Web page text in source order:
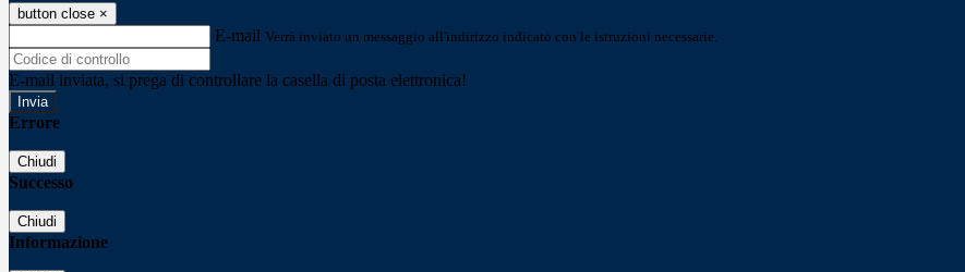
button close ×
E-mail Verrà inviato un messaggio all'indirizzo indicato con le istruzioni necessarie.
E-mail inviata, si prega di controllare la casella di posta elettronica!
Errore
Chiudi
Successo
Chiudi
Informazione